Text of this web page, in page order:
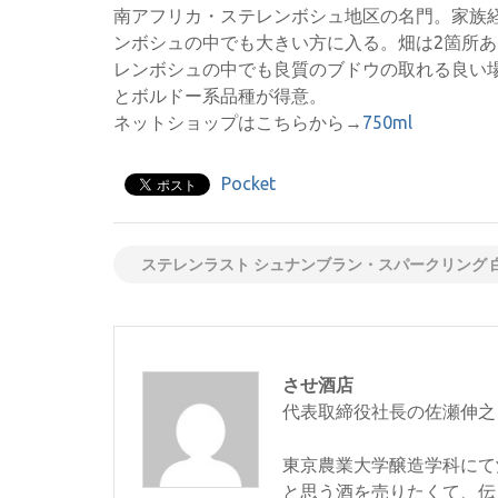
南アフリカ・ステレンボシュ地区の名門。家
ンボシュの中でも大きい方に入る。畑は2箇所
レンボシュの中でも良質のブドウの取れる良
とボルドー系品種が得意。
ネットショップはこちらから→ 750ml
Pocket
ステレンラスト シュナンブラン・スパークリング
させ酒店
代表取締役社長の佐瀬伸
東京農業大学醸造学科に
と思う酒を売りたくて、